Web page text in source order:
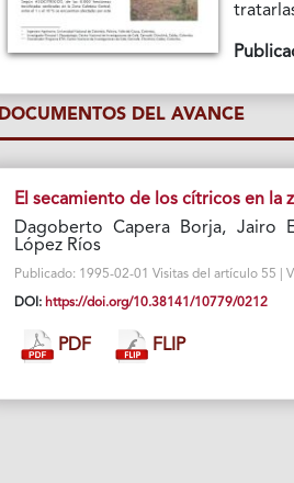
DOCUMENTOS DEL AVANCE
El secamiento de los cítricos en la
Dagoberto Capera Borja, Jairo
López Ríos
Publicado: 1995-02-01 Visitas del artículo 55 |
DOI: https://doi.org/10.38141/10779/0212
PDF FLIP